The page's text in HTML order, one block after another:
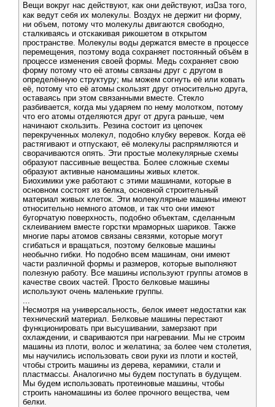
Вещи вокруг нас действуют, как они действуют, из﷓за того,
как ведут себя их молекулы. Воздух не держит ни форму,
ни объем, потому что молекулы двигаются свободно,
сталкиваясь и отскакивая рикошетом в открытом
пространстве. Молекулы воды держатся вместе в процессе
перемещения, поэтому вода сохраняет постоянный объём в
процессе изменения своей формы. Медь сохраняет свою
форму потому что её атомы связаны друг с другом в
определённую структуру; мы можем согнуть её или ковать
её, потому что её атомы скользят друг относительно друга,
оставаясь при этом связанными вместе. Стекло
разбивается, когда мы ударяем по нему молотком, потому
что его атомы отделяются друг от друга раньше, чем
начинают скользить. Резина состоит из цепочек
перекрученных молекул, подобно клубку веревок. Когда её
растягивают и отпускают, её молекулы распрямляются и
сворачиваются опять. Эти простые молекулярные схемы
образуют пассивные вещества. Более сложные схемы
образуют активные наномашины живых клеток.
Биохимики уже работают с этими машинами, которые в
основном состоят из белка, основной строительный
материал живых клеток. Эти молекулярные машины имеют
относительно немного атомов, и так что они имеют
бугорчатую поверхность, подобно объектам, сделанным
склеиванием вместе горстки мраморных шариков. Также
многие пары атомов связаны связями, которые могут
сгибаться и вращаться, поэтому белковые машины
необычно гибки. Но подобно всем машинам, они имеют
части различной формы и размеров, которые выполняют
полезную работу. Все машины используют группы атомов в
качестве своих частей. Просто белковые машины
используют очень маленькие группы.
...
Несмотря на универсальность, белок имеет недостатки как
технический материал. Белковые машины перестают
функционировать при высушивании, замерзают при
охлаждении, и свариваются при нагревании. Мы не строим
машины из плоти, волос и желатина; за более чем столетия,
мы научились использовать свои руки из плоти и костей,
чтобы строить машины из дерева, керамики, стали и
пластмассы. Аналогично мы будем поступать в будущем.
Мы будем использовать протеиновые машины, чтобы
строить наномашины из более прочного вещества, чем
белки.